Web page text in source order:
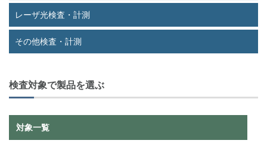
レーザ光検査・計測
その他検査・計測
検査対象で製品を選ぶ
対象一覧